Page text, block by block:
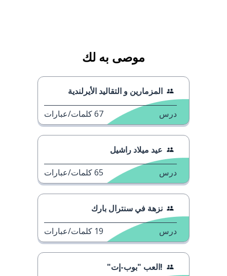
موصى به لك
المزمارين و التقاليد الأيرلندية
درس 67كلمات/عبارات
عيد ميلاد راشيل
درس 65كلمات/عبارات
نزهة في سنترال بارك
درس 19 كلمات/عبارات
!العب "بوب-إت"